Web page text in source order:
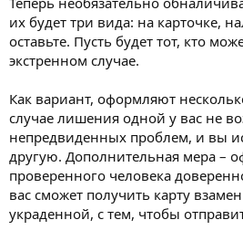
их будет три вида: на карточке,
оставьте. Пусть будет тот, кто
экстренном случае.
Как вариант, оформляют
случае лишения одной у вас не
непредвиденных проблем, и вы
другую. Дополнительная мера –
проверенного человека
вас сможет получить карту
украденной, с тем, чтобы